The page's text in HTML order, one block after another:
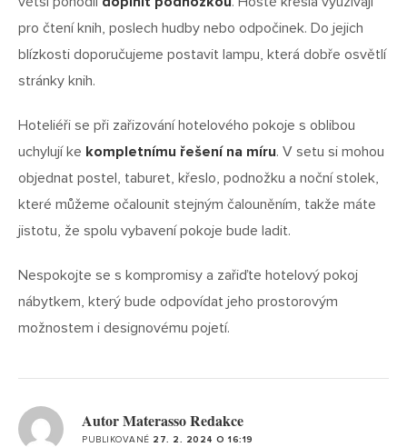
BOXSPRINGŮ
LUXURY
MATRACÍ
LUXURY
pro čtení knih, poslech hudby nebo odpočinek. Do jejich
blízkosti doporučujeme postavit lampu, která dobře osvětlí
stránky knih.
Hoteliéři se při zařizování hotelového pokoje s oblibou
uchylují ke kompletnímu řešení na míru. V setu si mohou
objednat postel, taburet, křeslo, podnožku a noční stolek,
které můžeme očalounit stejným čalouněním, takže máte
jistotu, že spolu vybavení pokoje bude ladit.
Nespokojte se s kompromisy a zařiďte hotelový pokoj
nábytkem, který bude odpovídat jeho prostorovým
možnostem i designovému pojetí.
Autor Materasso Redakce
PUBLIKOVANÉ 27. 2. 2024 O 16:19